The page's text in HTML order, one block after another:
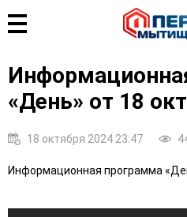
«День» от 18
18 октября 2024 23:47
Информационная программа